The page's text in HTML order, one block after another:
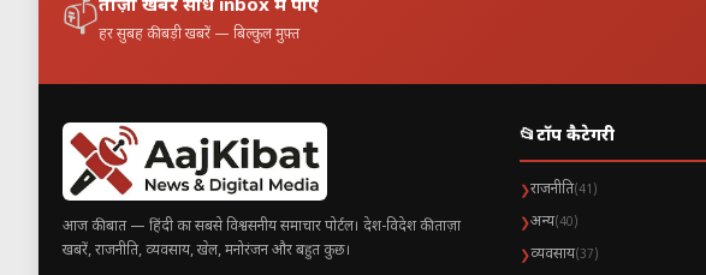
Subaru को भी आने वाले समय में नए ऑफर लाने पड़ सकते हैं
ग्राहकों को क्या ध्यान रखना चाहिए?
📫ताज़ा खबरें सीधे inbox में पाएं
हर सुबह की बड़ी खबरें — बिल्कुल मुफ़्त
आज की बात — हिंदी का सबसे विश्वसनीय समाचार पोर्टल। देश-विदेश की ताज़ा
खबरें, राजनीति, व्यवसाय, खेल, मनोरंजन और बहुत कुछ।
📂टॉप कैटेगरी
❯राजनीति(41)
❯अन्य(40)
❯व्यवसाय(37)